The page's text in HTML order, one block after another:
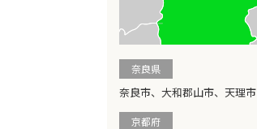
奈良県
奈良市、大和郡山市、天理市
京都府